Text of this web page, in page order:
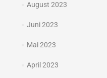
August 2023
Juni 2023
Mai 2023
April 2023